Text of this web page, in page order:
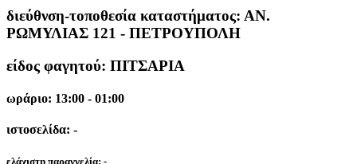
διεύθνση-τοποθεσία καταστήματος: ΑΝ.
ΡΩΜΥΛΙΑΣ 121 - ΠΕΤΡΟΥΠΟΛΗ
είδος φαγητού: ΠΙΤΣΑΡΙΑ
ωράριο: 13:00 - 01:00
ιστοσελίδα: -
ελάχιστη παραγγελία: -